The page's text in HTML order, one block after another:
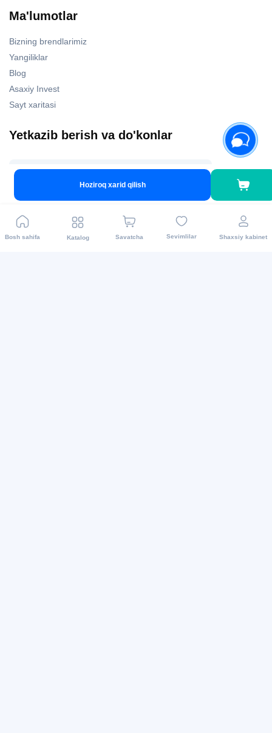
Bosh sahifa Katalog Savatcha Sevimlilar Shaxsiy kabinet
Hoziroq xarid qilish
Ma'lumotlar
Bizning brendlarimiz
Yangiliklar
Blog
Asaxiy Invest
Sayt xaritasi
Yetkazib berish va do'konlar
Olib ketish punktlari